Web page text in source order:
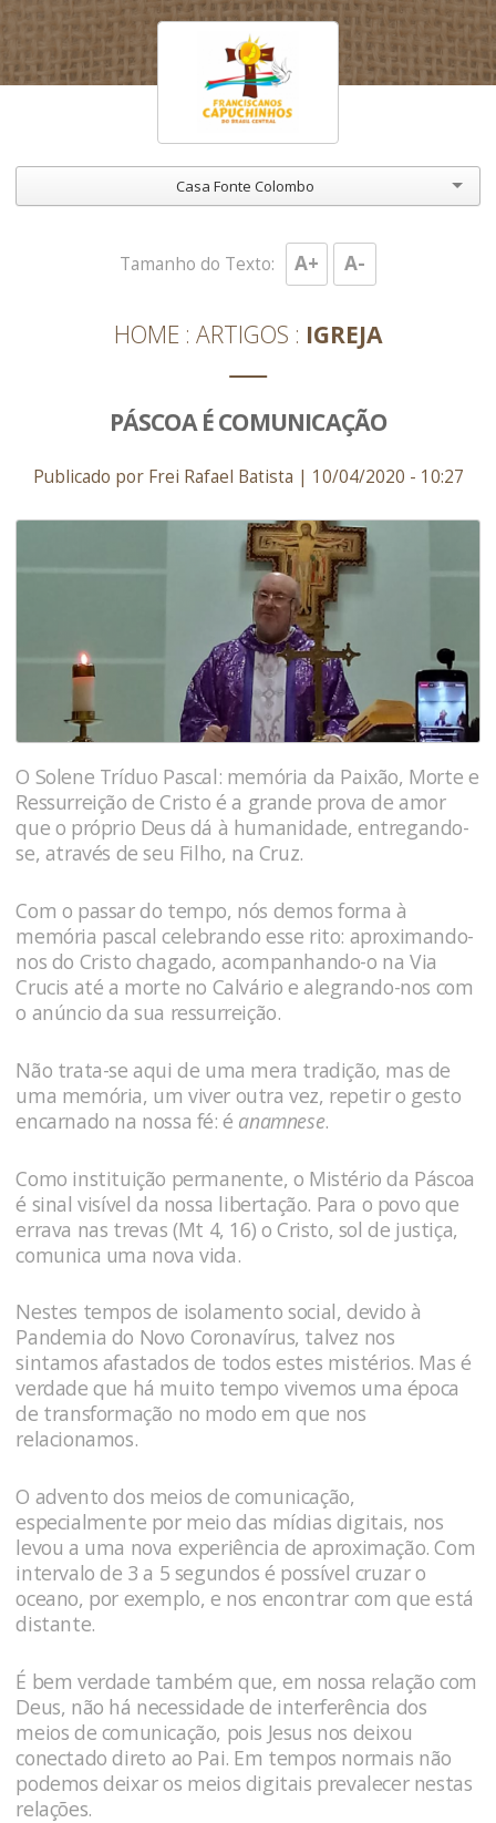
Casa Fonte Colombo
HOME ARTIGOS IGREJA
Tamanho do Texto: A+ A-
PÁSCOA É COMUNICAÇÃO
Publicado por Frei Rafael Batista | 10/04/2020 - 10:27
O Solene Tríduo Pascal: memória da Paixão, Morte e
Ressurreição de Cristo é a grande prova de amor
que o próprio Deus dá à humanidade, entregando-
se, através de seu Filho, na Cruz.
Com o passar do tempo, nós demos forma à
memória pascal celebrando esse rito: aproximando-
nos do Cristo chagado, acompanhando-o na Via
Crucis até a morte no Calvário e alegrando-nos com
o anúncio da sua ressurreição.
Não trata-se aqui de uma mera tradição, mas de
uma memória, um viver outra vez, repetir o gesto
encarnado na nossa fé: é anamnese.
Como instituição permanente, o Mistério da Páscoa
é sinal visível da nossa libertação. Para o povo que
errava nas trevas (Mt 4, 16) o Cristo, sol de justiça,
comunica uma nova vida.
Nestes tempos de isolamento social, devido à
Pandemia do Novo Coronavírus, talvez nos
sintamos afastados de todos estes mistérios. Mas é
verdade que há muito tempo vivemos uma época
de transformação no modo em que nos
relacionamos.
O advento dos meios de comunicação,
especialmente por meio das mídias digitais, nos
levou a uma nova experiência de aproximação. Com
intervalo de 3 a 5 segundos é possível cruzar o
oceano, por exemplo, e nos encontrar com que está
distante.
É bem verdade também que, em nossa relação com
Deus, não há necessidade de interferência dos
meios de comunicação, pois Jesus nos deixou
conectado direto ao Pai. Em tempos normais não
podemos deixar os meios digitais prevalecer nestas
relações.